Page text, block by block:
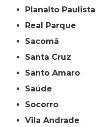
Planalto Paulista
Real Parque
Sacomã
Santa Cruz
Santo Amaro
Saúde
Socorro
Vila Andrade